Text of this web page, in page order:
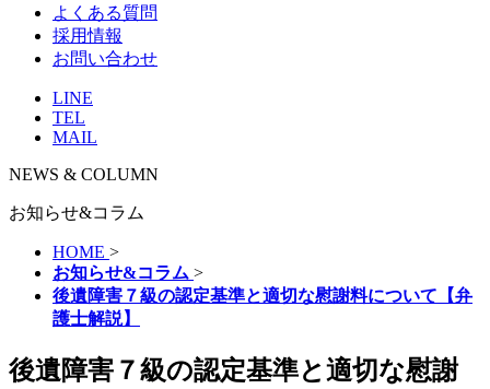
よくある質問
採用情報
お問い合わせ
LINE
TEL
MAIL
NEWS & COLUMN
お知らせ&コラム
HOME >
お知らせ&コラム >
後遺障害７級の認定基準と適切な慰謝料について【弁
護士解説】
後遺障害７級の認定基準と適切な慰謝